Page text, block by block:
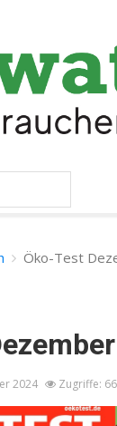
Öko-Test
2024 Zugriffe: